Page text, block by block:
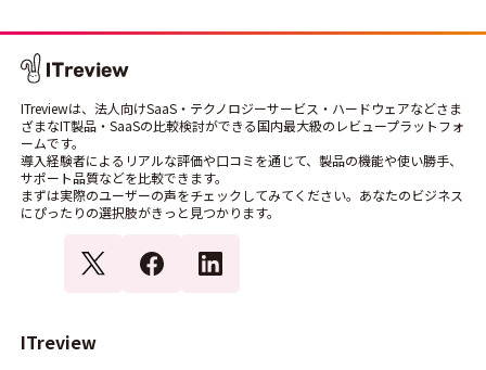
ITreviewは、法人向けSaaS・テクノロジーサービス・ハードウェアなどさま
ざまなIT製品・SaaSの比較検討ができる国内最大級のレビュープラットフォ
ームです。
導入経験者によるリアルな評価や口コミを通じて、製品の機能や使い勝手、
サポート品質などを比較できます。
まずは実際のユーザーの声をチェックしてみてください。あなたのビジネス
にぴったりの選択肢がきっと見つかります。
ITreview